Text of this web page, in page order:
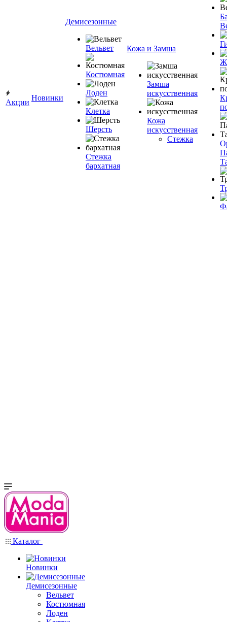
Акции
Новинки
Демисезонные
Вельвет
Костюмная
Лоден
Клетка
Шерсть
Стежка
бархатная
Кожа и Замша
Замша
искусственная
Кожа
искусственная
Стежка
Каталог
Новинки
Демисезонные
Вельвет
Костюмная
Лоден